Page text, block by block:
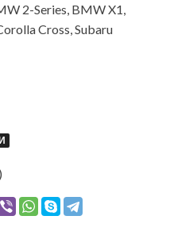
2-Series, BMW X1,
Cross, Subaru